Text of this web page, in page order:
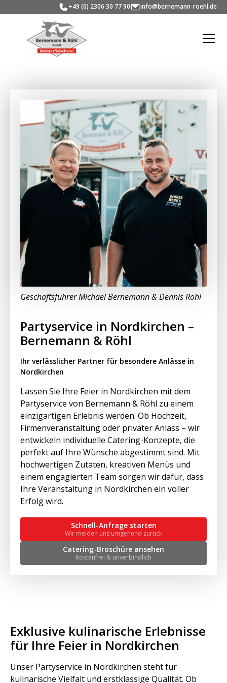
+49 (0) 2306 30 77 90 info@bernemann-roehl.de
Partyservice in Nordkirchen –
Bernemann & Röhl
Ihr verlässlicher Partner für besondere Anlässe in
Nordkirchen
Lassen Sie Ihre Feier in Nordkirchen mit dem
Partyservice von Bernemann & Röhl zu einem
einzigartigen Erlebnis werden. Ob Hochzeit,
Firmenveranstaltung oder privater Anlass – wir
entwickeln individuelle Catering-Konzepte, die
perfekt auf Ihre Wünsche abgestimmt sind. Mit
hochwertigen Zutaten, kreativen Menüs und
einem engagierten Team sorgen wir dafür, dass
Ihre Veranstaltung in Nordkirchen ein voller
Erfolg wird.
Schnell-Anfrage starten
Wir melden uns umgehend zurück
Catering-Broschüre ansehen
Kostenfrei & unverbindlich
Geschäftsführer Michael Bernemann & Dennis Röhl
Exklusive kulinarische Erlebnisse
für Ihre Feier in Nordkirchen
Unser Partyservice in Nordkirchen steht für
kulinarische Vielfalt und erstklassige Qualität. Ob